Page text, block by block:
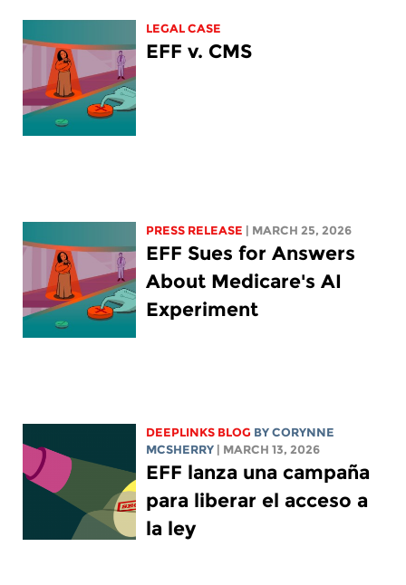
LEGAL CASE
EFF v. CMS
PRESS RELEASE | MARCH 25, 2026
EFF Sues for Answers
About Medicare's AI
Experiment
DEEPLINKS BLOG BYCORYNNE
MCSHERRY
| MARCH 13, 2026
EFF lanza una campaña
para liberar el acceso a
la ley